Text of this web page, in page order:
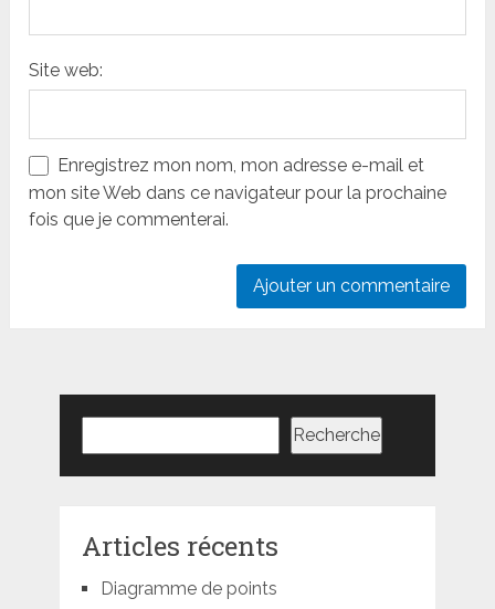
Site web:
Enregistrez mon nom, mon adresse e-mail et
mon site Web dans ce navigateur pour la prochaine
fois que je commenterai.
Recherche
Articles récents
Diagramme de points